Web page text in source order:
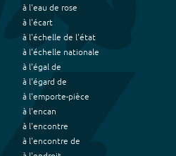
à l'eau de rose
à l'écart
à l'échelle de l'état
à l'échelle nationale
à l'égal de
à l'égard de
à l'emporte-pièce
à l'encan
à l'encontre
à l'encontre de